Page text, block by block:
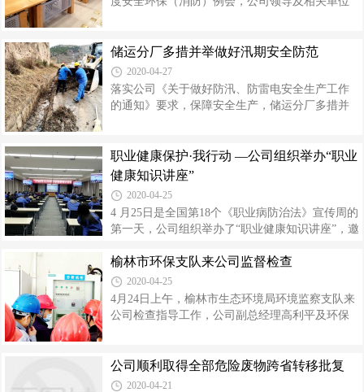
置。演练中各小组动作迅速，各尽其责，现场指
紧张有序、临危不乱，参演员工互相配合，演练
达到了接近实战的效果。演练结束后，各单位对
演
火、防汛及大检修期间的安全环保管理工作做了
细致安排，明确了管控措施。会议强调，一是各
单位要持续开展隐患排查治理，提高作业人员安
全意识和安全操作技能，下功夫消除生产中存在
措施到位。三是贯彻落实新修订的《中华人民共
和国固体废物污染环境防治法》各项措施，
储运分厂多措并举做好汛期安全防范
2020-04-27
落实公司《关于做好防汛、防雷电安全生产工作
的通知》要求，保障安全生产，储运分厂多措并
突击队，组织开展防汛专项检查。电石库、煤
场、干渣堆场作为公司重点防汛区域，储运分厂
难的特点，分厂提前行动做好预防，把各项防汛
措施落到实处。安排专人对界区内雨水井、排水
沟逐个进行杂物清理，确保排水畅通；清点检查
PVC料编织袋，装土编织袋、塑料布、铁锹、雨
衣、雨鞋、手电筒等防汛物资存储情况，及时补
职业健康保护·我行动 —公司组织举办“职业
健康知识讲座”
2020-04-25
4 月25日是全国第18个《职业病防治法》宣传周的
第一天，公司组织举办了“职业健康知识讲座”，邀
李靖老师对公司员工进行了“职业健康知识”培训。
旨在进一步宣传落实《职业病防治法》，普及职
业病防治知识，提高全员自我防护的意识和能
力，预防职业病发生，切实保护广大劳动者的职
——“职业健康保护·我行动”为切入点，详细解读
了用人单位职业病防治责任、劳动者职业健康权
榆林市环保支队来公司监督检查
2020-04-25
4月24日上午，榆林市生态环境局环境监察支队来
公司检查指导工作，公司副总经理高利平及环保
可证管理、突发环境事故应急处置、企业自行监
测等方面工作做了重点检查指导，详细了解渣
公司顺利取得全部危险废物跨省转移批复
2020-04-21